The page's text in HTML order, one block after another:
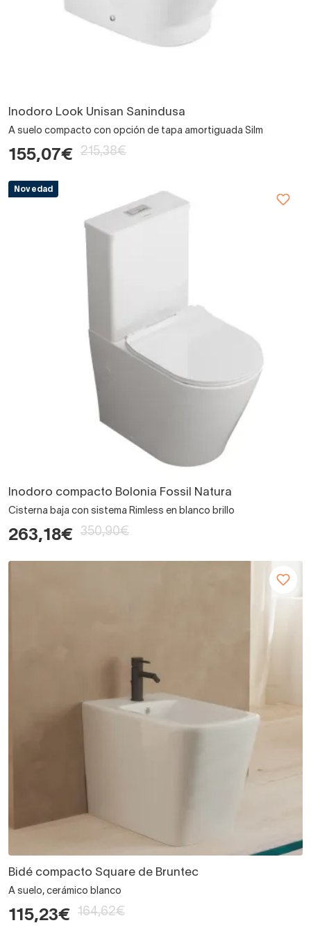
Inodoro Look Unisan Sanindusa
A suelo compacto con opción de tapa amortiguada Silm
155,07€ 215,38€
Novedad
Inodoro compacto Bolonia Fossil Natura
Cisterna baja con sistema Rimless en blanco brillo
263,18€ 350,90€
Bidé compacto Square de Bruntec
A suelo, cerámico blanco
115,23€ 164,62€